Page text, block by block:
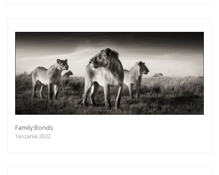
Family Bonds
Tanzania 2022